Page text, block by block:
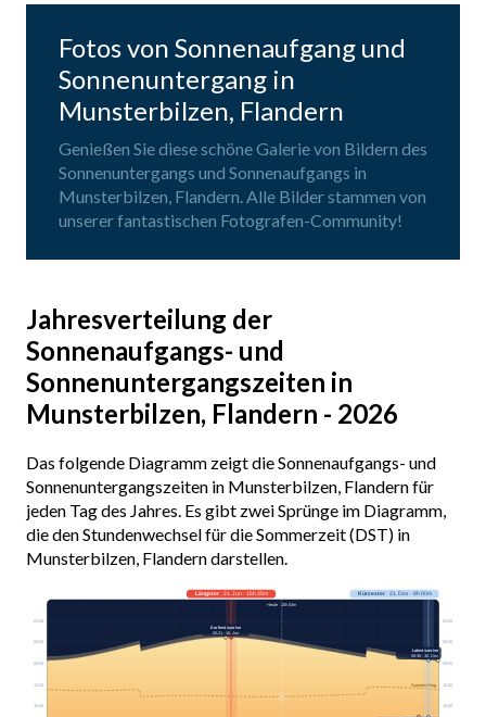
Fotos von Sonnenaufgang und
Sonnenuntergang in
Munsterbilzen, Flandern
Genießen Sie diese schöne Galerie von Bildern des
Sonnenuntergangs und Sonnenaufgangs in
Munsterbilzen, Flandern. Alle Bilder stammen von
unserer fantastischen Fotografen-Community!
Jahresverteilung der
Sonnenaufgangs- und
Sonnenuntergangszeiten in
Munsterbilzen, Flandern - 2026
Das folgende Diagramm zeigt die Sonnenaufgangs- und
Sonnenuntergangszeiten in Munsterbilzen, Flandern für
jeden Tag des Jahres. Es gibt zwei Sprünge im Diagramm,
die den Stundenwechsel für die Sommerzeit (DST) in
Munsterbilzen, Flandern darstellen.
Sonnenmittag
03:00 03:00
06:00 06:00
09:00 09:00
12:00 12:00
15:00 15:00
Längster· 21. Jun · 16h 35m Kürzester· 21. Dez · 8h 00m
Heute · 15h 04m
Earliest sunrise
05:21 · 16. Jun
Latest sunrise
08:38 · 30. Dez